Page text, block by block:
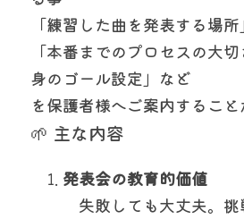
「練習した曲を発表する場
「本番までのプロセスの大
身のゴール設定」など
を保護者様へご案内するこ
🌱 主な内容
発表会の教育的価値
失敗しても大丈夫。